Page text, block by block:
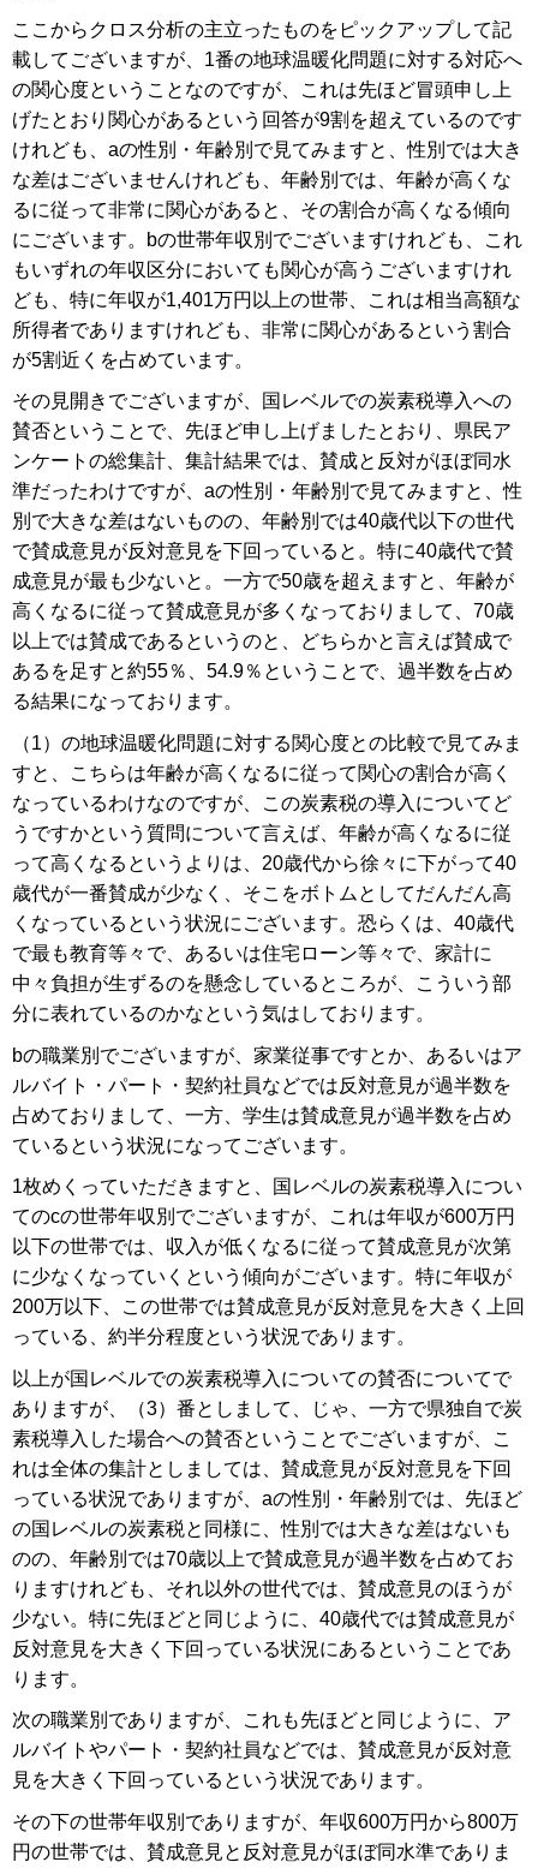
ここからクロス分析の主立ったものをピックアップして記
載してございますが、1番の地球温暖化問題に対する対応へ
の関心度ということなのですが、これは先ほど冒頭申し上
げたとおり関心があるという回答が9割を超えているのです
けれども、aの性別・年齢別で見てみますと、性別では大き
な差はございませんけれども、年齢別では、年齢が高くな
るに従って非常に関心があると、その割合が高くなる傾向
にございます。bの世帯年収別でございますけれども、これ
もいずれの年収区分においても関心が高うございますけれ
ども、特に年収が1,401万円以上の世帯、これは相当高額な
所得者でありますけれども、非常に関心があるという割合
が5割近くを占めています。
その見開きでございますが、国レベルでの炭素税導入への
賛否ということで、先ほど申し上げましたとおり、県民ア
ンケートの総集計、集計結果では、賛成と反対がほぼ同水
準だったわけですが、aの性別・年齢別で見てみますと、性
別で大きな差はないものの、年齢別では40歳代以下の世代
で賛成意見が反対意見を下回っていると。特に40歳代で賛
成意見が最も少ないと。一方で50歳を超えますと、年齢が
高くなるに従って賛成意見が多くなっておりまして、70歳
以上では賛成であるというのと、どちらかと言えば賛成で
あるを足すと約55％、54.9％ということで、過半数を占め
る結果になっております。
（1）の地球温暖化問題に対する関心度との比較で見てみま
すと、こちらは年齢が高くなるに従って関心の割合が高く
なっているわけなのですが、この炭素税の導入についてど
うですかという質問について言えば、年齢が高くなるに従
って高くなるというよりは、20歳代から徐々に下がって40
歳代が一番賛成が少なく、そこをボトムとしてだんだん高
くなっているという状況にございます。恐らくは、40歳代
で最も教育等々で、あるいは住宅ローン等々で、家計に
中々負担が生ずるのを懸念しているところが、こういう部
分に表れているのかなという気はしております。
bの職業別でございますが、家業従事ですとか、あるいはア
ルバイト・パート・契約社員などでは反対意見が過半数を
占めておりまして、一方、学生は賛成意見が過半数を占め
ているという状況になってございます。
1枚めくっていただきますと、国レベルの炭素税導入につい
てのcの世帯年収別でございますが、これは年収が600万円
以下の世帯では、収入が低くなるに従って賛成意見が次第
に少なくなっていくという傾向がございます。特に年収が
200万以下、この世帯では賛成意見が反対意見を大きく上回
っている、約半分程度という状況であります。
以上が国レベルでの炭素税導入についての賛否についてで
ありますが、（3）番としまして、じゃ、一方で県独自で炭
素税導入した場合への賛否ということでございますが、こ
れは全体の集計としましては、賛成意見が反対意見を下回
っている状況でありますが、aの性別・年齢別では、先ほど
の国レベルの炭素税と同様に、性別では大きな差はないも
のの、年齢別では70歳以上で賛成意見が過半数を占めてお
りますけれども、それ以外の世代では、賛成意見のほうが
少ない。特に先ほどと同じように、40歳代では賛成意見が
反対意見を大きく下回っている状況にあるということであ
ります。
次の職業別でありますが、これも先ほどと同じように、ア
ルバイトやパート・契約社員などでは、賛成意見が反対意
見を大きく下回っているという状況であります。
その下の世帯年収別でありますが、年収600万円から800万
円の世帯では、賛成意見と反対意見がほぼ同水準でありま